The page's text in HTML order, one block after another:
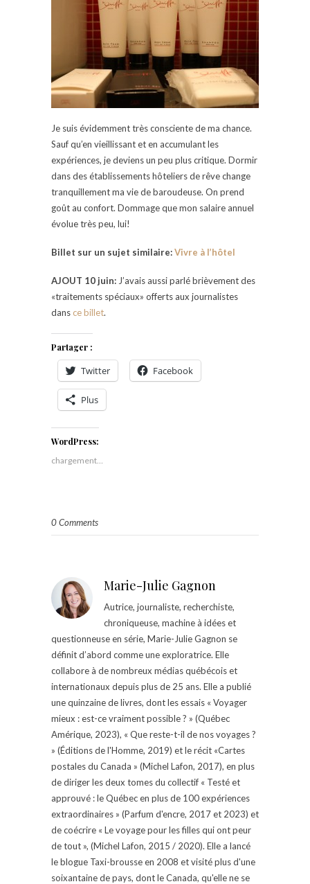
Je suis évidemment très consciente de ma chance.
Sauf qu’en vieillissant et en accumulant les
expériences, je deviens un peu plus critique. Dormir
dans des établissements hôteliers de rêve change
tranquillement ma vie de baroudeuse. On prend
goût au confort. Dommage que mon salaire annuel
évolue très peu, lui!
Billet sur un sujet similaire:Vivre à l’hôtel
AJOUT 10 juin: J’avais aussi parlé brièvement des
«traitements spéciaux» offerts aux journalistes
dans ce billet.
Partager :
Twitter Facebook
Plus
WordPress:
chargement…
0 Comments
Marie-Julie Gagnon
Autrice, journaliste, recherchiste,
chroniqueuse, machine à idées et
questionneuse en série, Marie-Julie Gagnon se
définit d’abord comme une exploratrice. Elle
collabore à de nombreux médias québécois et
internationaux depuis plus de 25 ans. Elle a publié
une quinzaine de livres, dont les essais « Voyager
mieux : est-ce vraiment possible ? » (Québec
Amérique, 2023), « Que reste-t-il de nos voyages ?
» (Éditions de l'Homme, 2019) et le récit «Cartes
postales du Canada » (Michel Lafon, 2017), en plus
de diriger les deux tomes du collectif « Testé et
approuvé : le Québec en plus de 100 expériences
extraordinaires » (Parfum d'encre, 2017 et 2023) et
de coécrire « Le voyage pour les filles qui ont peur
de tout », (Michel Lafon, 2015 / 2020). Elle a lancé
le blogue Taxi-brousse en 2008 et visité plus d'une
soixantaine de pays, dont le Canada, qu'elle ne se